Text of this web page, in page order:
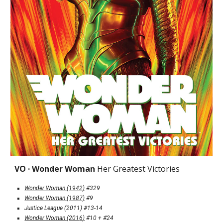
VO · Wonder Woman Her Greatest Victories
Wonder Woman (1942) #329
Wonder Woman (1987) #9
Justice League (201 1 ) #13-14
Wonder Woman (2016) #10 + #24